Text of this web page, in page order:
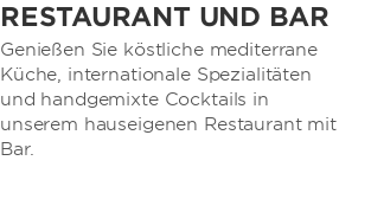
RESTAURANT UND BAR
Genießen Sie köstliche mediterrane
Küche, internationale Spezialitäten
und handgemixte Cocktails in
unserem hauseigenen Restaurant mit
Bar.